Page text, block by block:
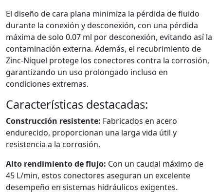
El diseño de cara plana minimiza la pérdida de fluido
durante la conexión y desconexión, con una pérdida
máxima de solo 0.07 ml por desconexión, evitando así la
contaminación externa. Además, el recubrimiento de
Zinc-Níquel protege los conectores contra la corrosión,
garantizando un uso prolongado incluso en
condiciones extremas.
Características destacadas:
Construcción resistente: Fabricados en acero
endurecido, proporcionan una larga vida útil y
resistencia a la corrosión.
Alto rendimiento de flujo: Con un caudal máximo de
45 L/min, estos conectores aseguran un excelente
desempeño en sistemas hidráulicos exigentes.